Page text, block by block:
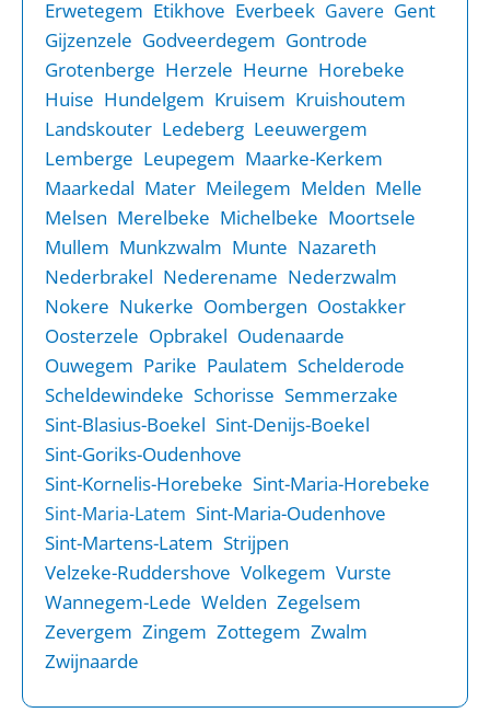
Erwetegem Etikhove Everbeek Gavere Gent
Gijzenzele Godveerdegem Gontrode
Grotenberge Herzele Heurne Horebeke
Huise Hundelgem Kruisem Kruishoutem
Landskouter Ledeberg Leeuwergem
Lemberge Leupegem Maarke-Kerkem
Maarkedal Mater Meilegem Melden Melle
Melsen Merelbeke Michelbeke Moortsele
Mullem Munkzwalm Munte Nazareth
Nederbrakel Nederename Nederzwalm
Nokere Nukerke Oombergen Oostakker
Oosterzele Opbrakel Oudenaarde
Ouwegem Parike Paulatem Schelderode
Scheldewindeke Schorisse Semmerzake
Sint-Blasius-Boekel Sint-Denijs-Boekel
Sint-Goriks-Oudenhove
Sint-Kornelis-Horebeke Sint-Maria-Horebeke
Sint-Maria-Latem Sint-Maria-Oudenhove
Sint-Martens-Latem Strijpen
Velzeke-Ruddershove Volkegem Vurste
Wannegem-Lede Welden Zegelsem
Zevergem Zingem Zottegem Zwalm
Zwijnaarde